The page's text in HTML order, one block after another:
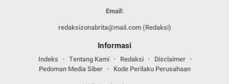
Email:
redaksizonabrita@mail.com (Redaksi)
Informasi
Indeks Tentang Kami Redaksi
Disclaimer
Pedoman Media Siber
Kode Perilaku Perusahaan